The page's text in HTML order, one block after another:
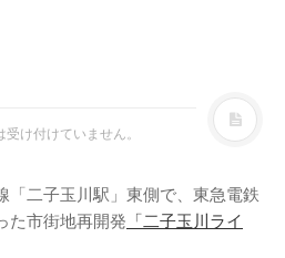
受け付けていません。
「二子玉川駅」東側で、東急電鉄
た市街地再開発 「二子玉川ライ